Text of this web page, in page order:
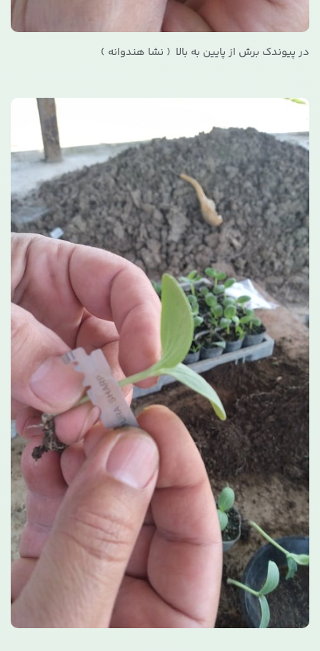
در پیوندک برش از پایین به بالا ( نشا هندوانه )